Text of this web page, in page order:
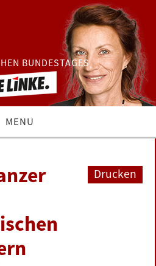
BUNDESTAGES
MENU
Drucken